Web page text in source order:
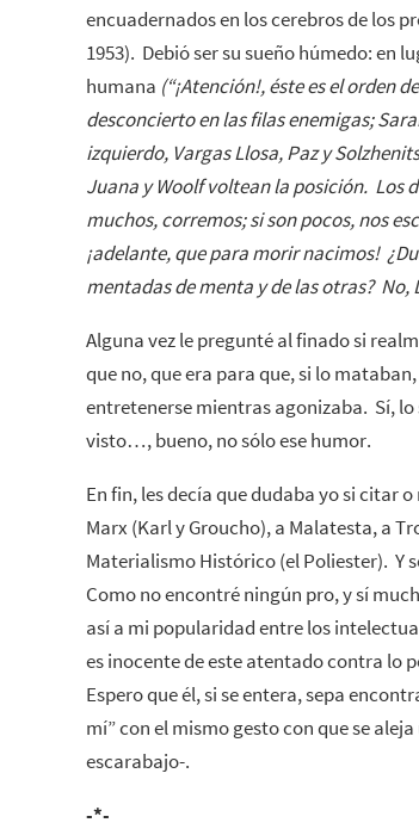
encuadernados en los cerebros de los
1953). Debió ser su sueño húmedo: en
humana (“¡Atención!, éste es el orden
desconcierto en las filas enemigas;
izquierdo, Vargas Llosa, Paz y
Juana y Woolf voltean la posición. Los
muchos, corremos; si son pocos, nos
¡adelante, que para morir nacimos!
mentadas de menta y de las otras? No,
Alguna vez le pregunté al finado si
que no, que era para que, si lo
entretenerse mientras agonizaba. Sí,
visto…, bueno, no sólo ese humor.
En fin, les decía que dudaba yo si citar
Marx (Karl y Groucho), a Malatesta, a
Materialismo Histórico (el Poliester). Y
Como no encontré ningún pro, y sí
así a mi popularidad entre los
es inocente de este atentado contra lo
Espero que él, si se entera, sepa
mí” con el mismo gesto con que se
escarabajo-.
-*-